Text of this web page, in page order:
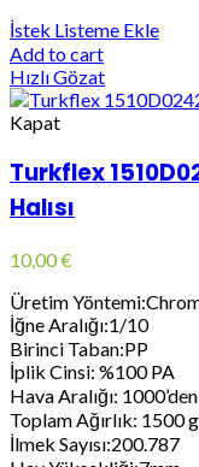
İstek Listeme Ekle
Add to cart
Hızlı Gözat
Kapat
Turkflex
Halısı
10,00€
Üretim
İğne Aralığı:1/10
Birinci Taban:PP
İplik Cinsi: %100 PA
Hava Aralığı:
Toplam Ağırlık: 1500
İlmek Sayısı:200.787